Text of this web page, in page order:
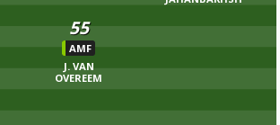
55
AMF
J. VAN
OVEREEM